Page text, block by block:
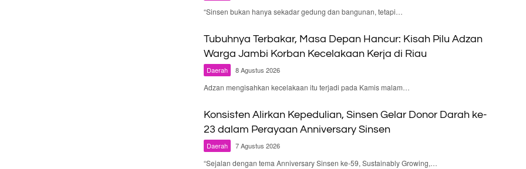
“Sinsen bukan hanya sekadar gedung dan bangunan, tetapi…
Tubuhnya Terbakar, Masa Depan Hancur: Kisah Pilu Adzan
Warga Jambi Korban Kecelakaan Kerja di Riau
Daerah 8 Agustus 2026
Adzan mengisahkan kecelakaan itu terjadi pada Kamis malam…
Konsisten Alirkan Kepedulian, Sinsen Gelar Donor Darah ke-
23 dalam Perayaan Anniversary Sinsen
Daerah 7 Agustus 2026
“Sejalan dengan tema Anniversary Sinsen ke-59, Sustainably Growing,…